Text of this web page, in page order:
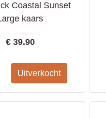
Coastal Sunset
kaars
€ 39.90